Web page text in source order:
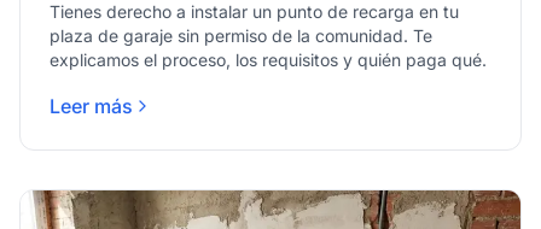
Tienes derecho a instalar un punto de recarga en tu
plaza de garaje sin permiso de la comunidad. Te
explicamos el proceso, los requisitos y quién paga qué.
Leer más